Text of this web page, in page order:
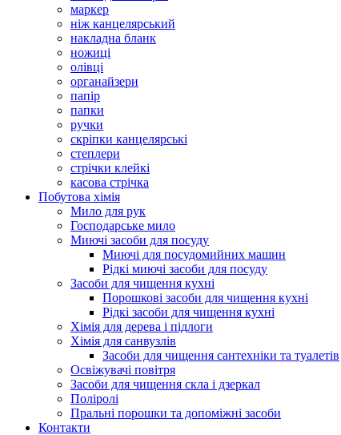
маркер
ніж канцелярський
накладна бланк
ножиці
олівці
органайзери
папір
папки
ручки
скріпки канцелярські
степлери
стрічки клейкі
касова стрічка
Побутова хімія
Мило для рук
Господарське мило
Миючі засоби для посуду
Миючі для посудомийних машин
Рідкі миючі засоби для посуду
Засоби для чищення кухні
Порошкові засоби для чищення кухні
Рідкі засоби для чищення кухні
Хімія для дерева і підлоги
Хімія для санвузлів
Засоби для чищення сантехніки та туалетів
Освіжувачі повітря
Засоби для чищення скла і дзеркал
Поліролі
Пральні порошки та допоміжні засоби
Контакти